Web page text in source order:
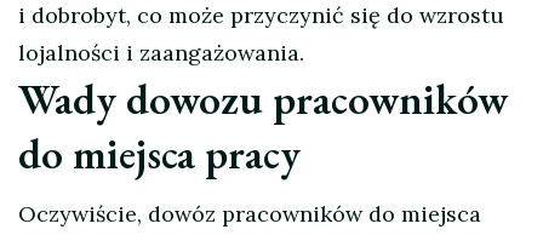
i dobrobyt, co może przyczynić się do wzrostu
lojalności i zaangażowania.
Wady dowozu pracowników
do miejsca pracy
Oczywiście, dowóz pracowników do miejsca